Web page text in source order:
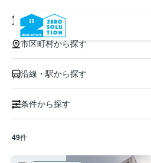
賃貸新着物件の一覧
市区町村から探す
沿線・駅から探す
条件から探す
49件